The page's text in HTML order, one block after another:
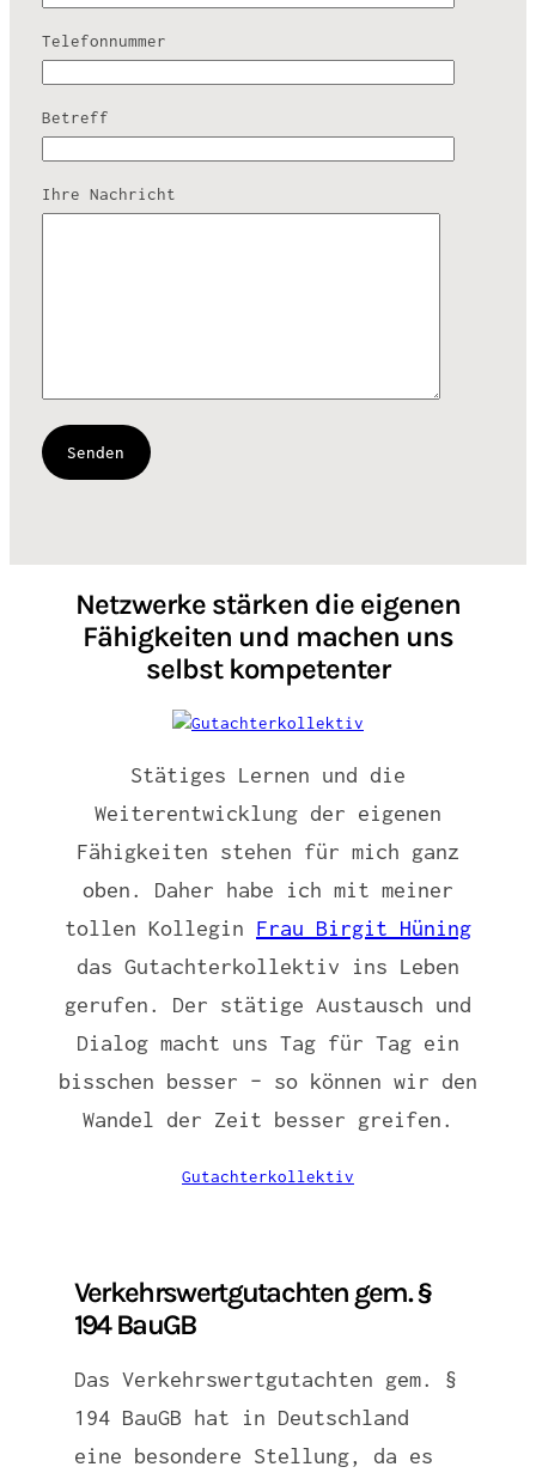
Telefonnummer
Betreff
Ihre Nachricht
Netzwerke stärken die eigenen
Fähigkeiten und machen uns
selbst kompetenter
Stätiges Lernen und die
Weiterentwicklung der eigenen
Fähigkeiten stehen für mich ganz
oben. Daher habe ich mit meiner
tollen Kollegin Frau Birgit Hüning
das Gutachterkollektiv ins Leben
gerufen. Der stätige Austausch und
Dialog macht uns Tag für Tag ein
bisschen besser – so können wir den
Wandel der Zeit besser greifen.
Gutachterkollektiv
Verkehrswertgutachten gem. §
194 BauGB
Das Verkehrswertgutachten gem. §
194 BauGB hat in Deutschland
eine besondere Stellung, da es